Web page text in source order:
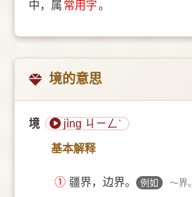
中，属 常用字。
境的意思
境 jìng ㄐㄧㄥˋ
基本解释
① 疆界，边界。 例如 ～界